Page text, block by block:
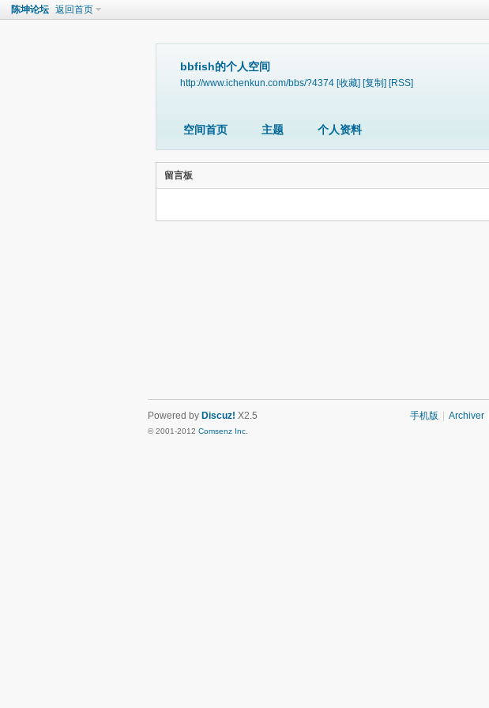
陈坤论坛 返回首页
bbfish的个人空间
http://www.ichenkun.com/bbs/?4374 [收藏] [复制] [RSS]
空间首页 主题 个人资料
留言板
手机版 Archiver
Powered by Discuz! X2.5
© 2001-2012 Comsenz Inc.